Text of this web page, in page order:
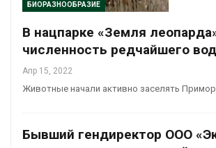
БИОРАЗНООБРАЗИЕ
В нацпарке «Земля
численность редчайшего
Апр 15, 2022
Животные начали активно заселять
Бывший гендиректор ООО